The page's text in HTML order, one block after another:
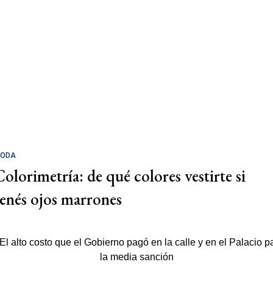
de qué colores vestirte si
ojos marrones